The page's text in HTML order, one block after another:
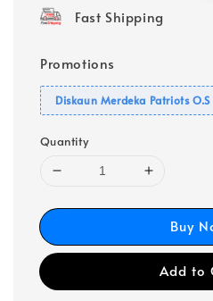
Fast Shipping
Promotions
Diskaun Merdeka Patriots O.S
Quantity
Buy
Add to